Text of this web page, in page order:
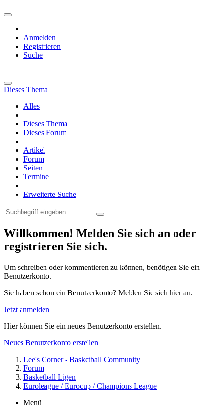
Anmelden
Registrieren
Suche
Dieses Thema
Alles
Dieses Thema
Dieses Forum
Artikel
Forum
Seiten
Termine
Erweiterte Suche
Willkommen! Melden Sie sich an oder
registrieren Sie sich.
Um schreiben oder kommentieren zu können, benötigen Sie ein
Benutzerkonto.
Sie haben schon ein Benutzerkonto? Melden Sie sich hier an.
Jetzt anmelden
Hier können Sie ein neues Benutzerkonto erstellen.
Neues Benutzerkonto erstellen
Lee's Corner - Basketball Community
Forum
Basketball Ligen
Euroleague / Eurocup / Champions League
Menü